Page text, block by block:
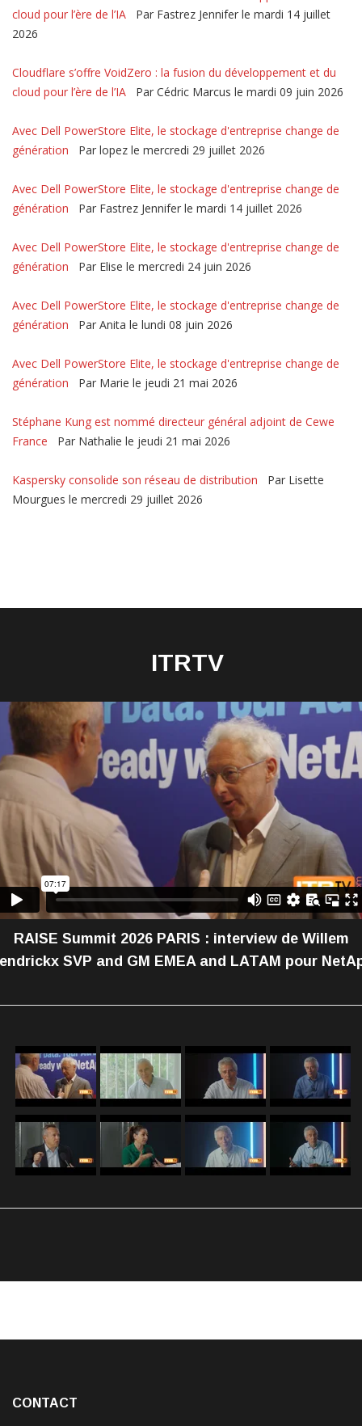
cloud pour l’ère de l’IA
Par Fastrez Jennifer le mardi 14 juillet
2026
Cloudflare s’offre VoidZero : la fusion du développement et du
cloud pour l’ère de l’IA
Par Cédric Marcus le mardi 09 juin 2026
Avec Dell PowerStore Elite, le stockage d'entreprise change de
génération
Par lopez le mercredi 29 juillet 2026
Avec Dell PowerStore Elite, le stockage d'entreprise change de
génération
Par Fastrez Jennifer le mardi 14 juillet 2026
Avec Dell PowerStore Elite, le stockage d'entreprise change de
génération
Par Elise le mercredi 24 juin 2026
Avec Dell PowerStore Elite, le stockage d'entreprise change de
génération
Par Anita le lundi 08 juin 2026
Avec Dell PowerStore Elite, le stockage d'entreprise change de
génération
Par Marie le jeudi 21 mai 2026
Stéphane Kung est nommé directeur général adjoint de Cewe
France
Par Nathalie le jeudi 21 mai 2026
Kaspersky consolide son réseau de distribution
Par Lisette
Mourgues le mercredi 29 juillet 2026
ITRTV
RAISE Summit 2026 PARIS : interview de Willem
SVP and GM EMEA and LATAM pour
CONTACT